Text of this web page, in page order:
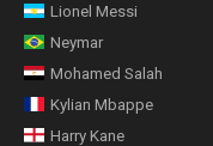
Lionel Messi
Neymar
Mohamed Salah
Kylian Mbappe
Harry Kane